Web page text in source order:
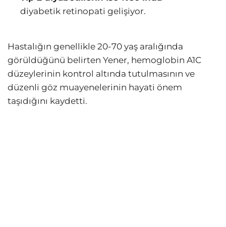
diyabetik retinopati gelişiyor.
Hastalığın genellikle 20-70 yaş aralığında
görüldüğünü belirten Yener, hemoglobin A1C
düzeylerinin kontrol altında tutulmasının ve
düzenli göz muayenelerinin hayati önem
taşıdığını kaydetti.